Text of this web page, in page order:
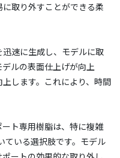
取り外すことができる柔
速に生成し、モデルに取
ルの表面仕上げが向上
します。これにより、時間
ト専用樹脂は、特に複雑
ている選択肢です。モデル